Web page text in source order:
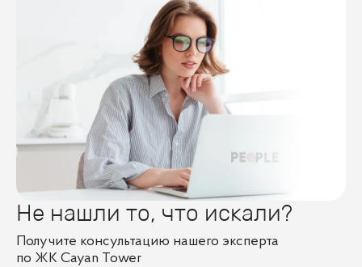
Не нашли то, что искали?
Получите консультацию нашего эксперта
по ЖК Cayan Tower